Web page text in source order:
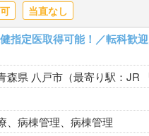
当直なし
指定医取得可能！／転科歓
森県 八戸市（最寄り駅：JR
、病棟管理、病棟管理